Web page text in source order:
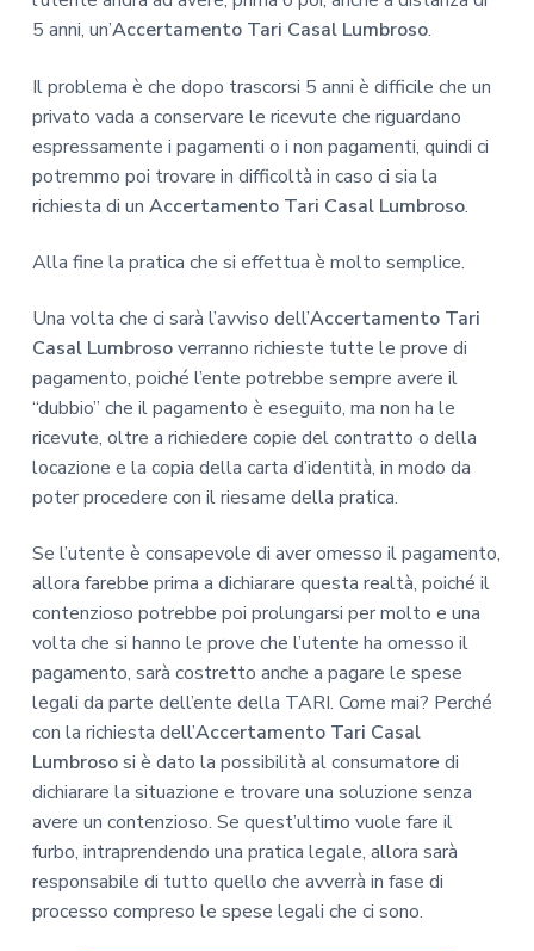
5 anni, un’Accertamento Tari Casal Lumbroso.
Il problema è che dopo trascorsi 5 anni è difficile che un
privato vada a conservare le ricevute che riguardano
espressamente i pagamenti o i non pagamenti, quindi ci
potremmo poi trovare in difficoltà in caso ci sia la
richiesta di un Accertamento Tari Casal Lumbroso.
Alla fine la pratica che si effettua è molto semplice.
Una volta che ci sarà l’avviso dell’Accertamento Tari
Casal Lumbrosoverranno richieste tutte le prove di
pagamento, poiché l’ente potrebbe sempre avere il
“dubbio” che il pagamento è eseguito, ma non ha le
ricevute, oltre a richiedere copie del contratto o della
locazione e la copia della carta d’identità, in modo da
poter procedere con il riesame della pratica.
Se l’utente è consapevole di aver omesso il pagamento,
allora farebbe prima a dichiarare questa realtà, poiché il
contenzioso potrebbe poi prolungarsi per molto e una
volta che si hanno le prove che l’utente ha omesso il
pagamento, sarà costretto anche a pagare le spese
legali da parte dell’ente della TARI. Come mai? Perché
con la richiesta dell’Accertamento Tari Casal
Lumbrososi è dato la possibilità al consumatore di
dichiarare la situazione e trovare una soluzione senza
avere un contenzioso. Se quest’ultimo vuole fare il
furbo, intraprendendo una pratica legale, allora sarà
responsabile di tutto quello che avverrà in fase di
processo compreso le spese legali che ci sono.